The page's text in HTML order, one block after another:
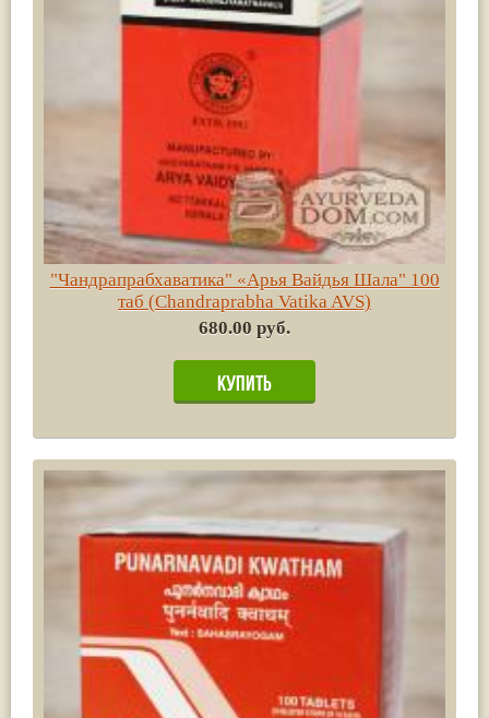
"Чандрапрабхаватика" «Арья Вайдья Шала" 100
таб (Chandraprabha Vatika AVS)
680.00 руб.